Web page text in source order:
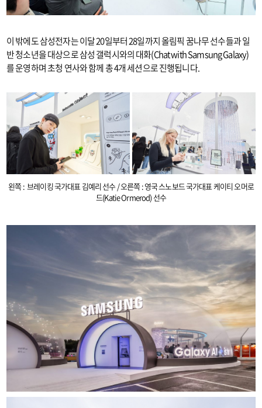
이 밖에도 삼성전자는 이달 20일부터 28일까지 올림픽 꿈나무 선수들과 일
반 청소년을 대상으로 삼성 갤럭시와의 대화(Chat with Samsung Galaxy)
를 운영하며 초청 연사와 함께 총 4개 세션으로 진행됩니다.
왼쪽 : 브레이킹 국가대표 김예리 선수 / 오른쪽 : 영국 스노보드 국가대표 케이티 오머로
드(Katie Ormerod) 선수